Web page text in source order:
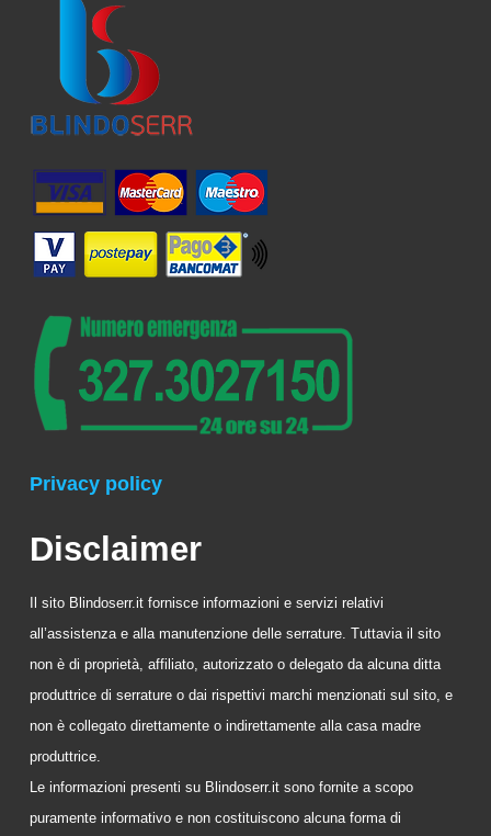
Privacy policy
Disclaimer
Il sito Blindoserr.it fornisce informazioni e servizi relativi
all’assistenza e alla manutenzione delle serrature. Tuttavia il sito
non è di proprietà, affiliato, autorizzato o delegato da alcuna ditta
produttrice di serrature o dai rispettivi marchi menzionati sul sito, e
non è collegato direttamente o indirettamente alla casa madre
produttrice.
Le informazioni presenti su Blindoserr.it sono fornite a scopo
puramente informativo e non costituiscono alcuna forma di